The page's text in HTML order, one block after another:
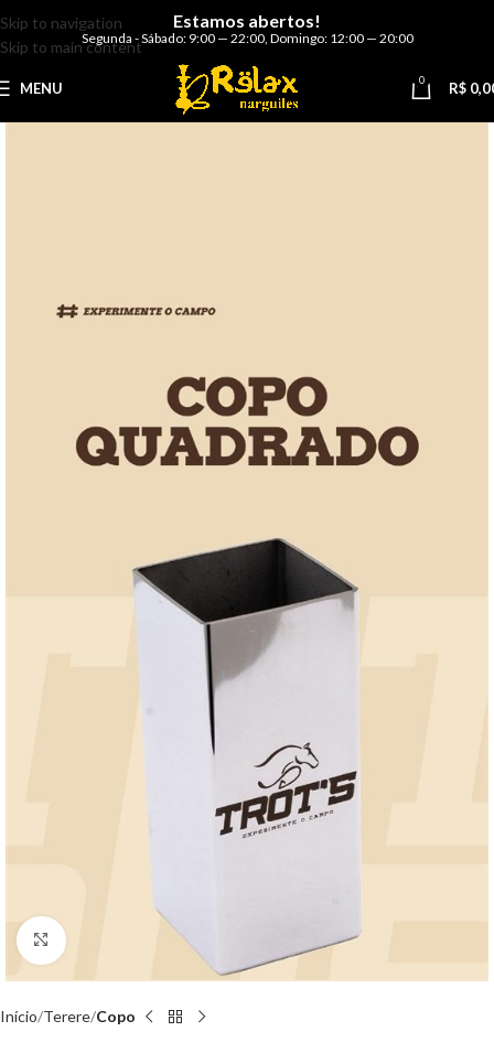
Skip to navigation
Skip to main content
Estamos abertos!
Segunda - Sábado: 9:00 — 22:00, Domingo: 12:00 — 20:00
MENU 0 R$
Clique para ampliar
Início Terere Copo